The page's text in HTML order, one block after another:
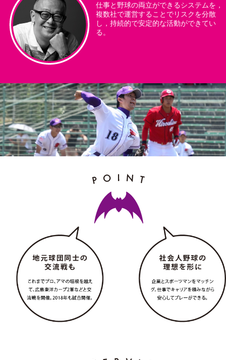
仕事と野球の両立ができるシステムを，
複数社で運営することでリスクを分散
し，持続的で安定的な活動ができてい
る。